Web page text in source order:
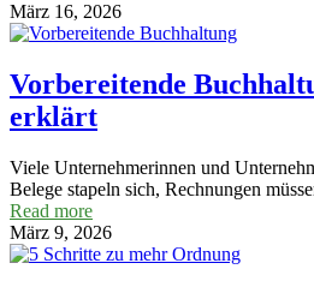
März 16, 2026
Vorbereitende
erklärt
Viele Unternehmerinnen und
Belege stapeln sich, Rechnungen
Read more
März 9, 2026